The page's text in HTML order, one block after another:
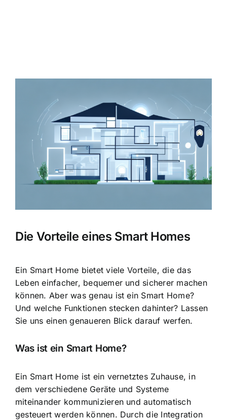
Die Vorteile eines Smart Homes
Ein Smart Home bietet viele Vorteile, die das
Leben einfacher, bequemer und sicherer machen
können. Aber was genau ist ein Smart Home?
Und welche Funktionen stecken dahinter? Lassen
Sie uns einen genaueren Blick darauf werfen.
Was ist ein Smart Home?
Ein Smart Home ist ein vernetztes Zuhause, in
dem verschiedene Geräte und Systeme
miteinander kommunizieren und automatisch
gesteuert werden können. Durch die Integration